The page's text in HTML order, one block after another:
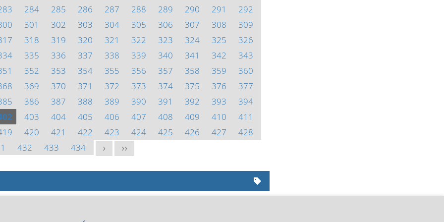
284 285 286 287 288 289 290 291
292
301 302 303 304 305 306 307 308
309
318 319 320 321 322 323 324 325
326
335 336 337 338 339 340 341 342
343
352 353 354 355 356 357 358 359
360
369 370 371 372 373 374 375 376
377
386 387 388 389 390 391 392 393
394
403 404 405 406 407 408 409 410
411
420 421 422 423 424 425 426 427
428
432 433 434 > >>